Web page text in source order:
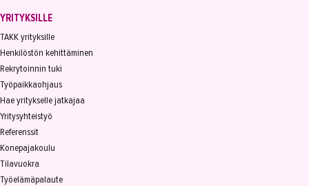
YRITYKSILLE
TAKK yrityksille
Henkilöstön kehittäminen
Rekrytoinnin tuki
Työpaikkaohjaus
Hae yritykselle jatkajaa
Yritysyhteistyö
Referenssit
Konepajakoulu
Tilavuokra
Työelämäpalaute